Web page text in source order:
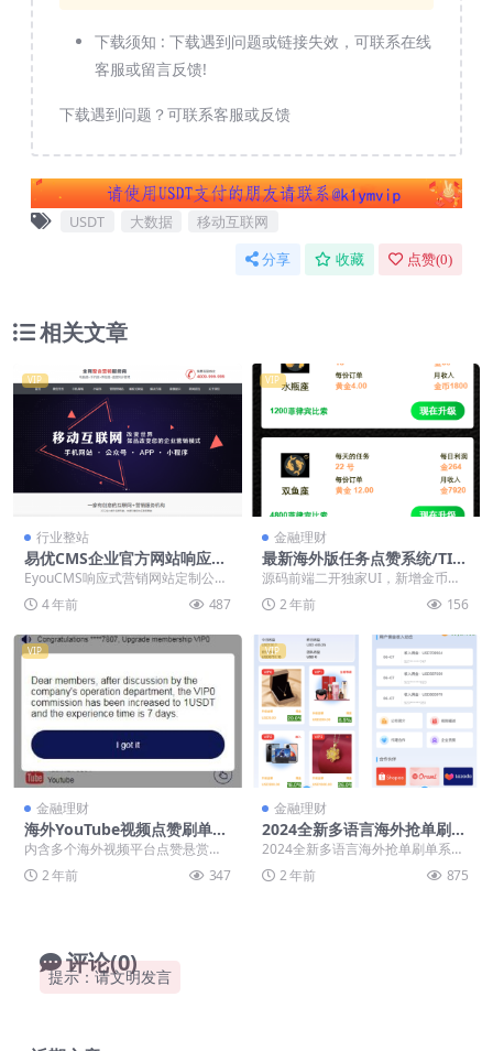
下载须知 : 下载遇到问题或链接失效，可联系在线
客服或留言反馈!
下载遇到问题？可联系客服或反馈
USDT 大数据 移动互联网
分享 收藏 点赞(0)
相关文章
VIP
行业整站
易优CMS企业官方网站响应式
营销网站定制公司网站模板下
载「亲测源码」
EyouCMS响应式营销网站定制公司
网站模板，易优CMS网站建设类企
业网站模板。...
4 年前 487
VIP
金融理财
最新海外版任务点赞系统/TIK
TOK脸书任务平台/金币兑换系
统/前端VUE编译后源码
源码前端二开独家UI，新增金币系
统，用户完成获得是金币，然后需
要兑换成提现货币 ...
2 年前 156
VIP
金融理财
海外YouTube视频点赞刷单悬
赏任务投资理财源码/tiktok
内含多个海外视频平台点赞悬赏任
务，跟之前发布的那些系统玩法都
是差不多的， 也类似...
2 年前 347
VIP
金融理财
2024全新多语言海外抢单刷单
系统源码
2024全新多语言海外抢单刷单系统
源码，前端使用vue开发带vue源
码，好像编译...
2 年前 875
评论(0)
提示：请文明发言